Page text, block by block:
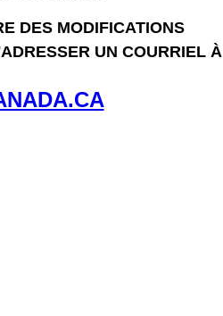
DES MODIFICATIONS
UN COURRIEL À